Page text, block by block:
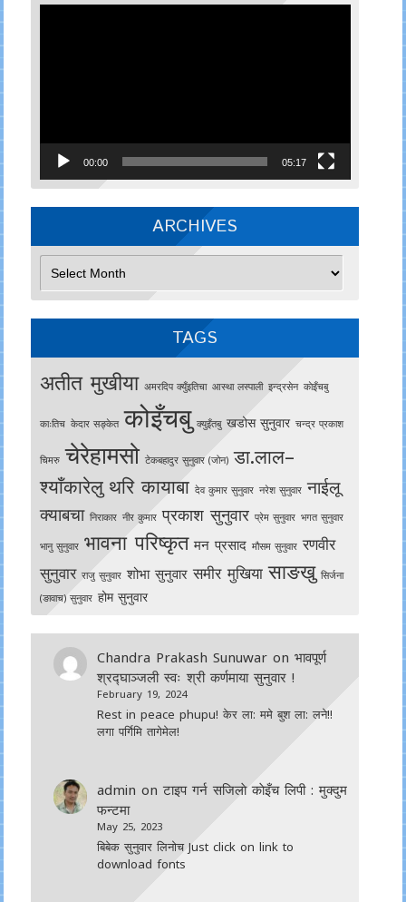
00:00 05:17
ARCHIVES
TAGS
अतीत मुखीया अमरदिप क्युँइतिचा आस्था लस्पाली इन्द्रसेन काेइँचबु
काःतिच केदार सङ्केत कोइँचबु क्युइँतबु खडोस सुनुवार चन्द्र प्रकाश
चिमरु चेरेहामसो टेकबहादुर सुनुवार (जोन) डा.लाल–
श्याँकारेलु थरि कायाबा देव कुमार सुनुवार नरेश सुनुवार नाईलू
क्याबचा निराकार नीर कुमार प्रकाश सुनुवार प्रेम सुनुवार भगत सुनुवार
भानु सुनुवार भावना परिष्कृत मन प्रसाद मौसम सुनुवार रणवीर
सुनुवार राजु सुनुवार शोभा सुनुवार समीर मुखिया साङखु सिर्जना
(ङावाच) सुनुवार होम सुनुवार
Chandra Prakash Sunuwar onभावपूर्ण
श्रद्घाञ्जली स्वः श्री कर्णमाया सुनुवार !
February 19, 2024
Rest in peace phupu! केर ला: ममे बुश ला: लने!!
लगा पर्गिमि तागेमेल!
admin onटाइप गर्न सजिलाे काेइँच लिपी : मुक्दुम
फन्टमा
May 25, 2023
बिबेक सुनुवार लिनोच Just click on link to
download fonts